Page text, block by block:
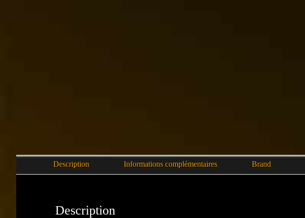
Description Informations complémentaires Brand
Description